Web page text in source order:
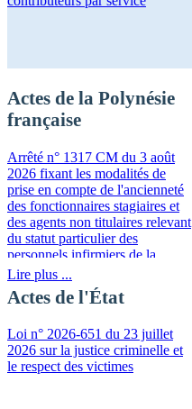
Actes de la Polynésie
française
Arrêté n° 1317 CM du 3 août
2026 fixant les modalités de
prise en compte de l'ancienneté
des fonctionnaires stagiaires et
des agents non titulaires relevant
du statut particulier des
personnels infirmiers de la
fonction publique de la
Polynésie française
Lire plus ...
Actes de l'État
Loi n° 2026-651 du 23 juillet
2026 sur la justice criminelle et
le respect des victimes